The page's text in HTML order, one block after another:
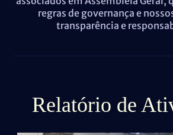
regras de governança e
transparência e
Relatório de